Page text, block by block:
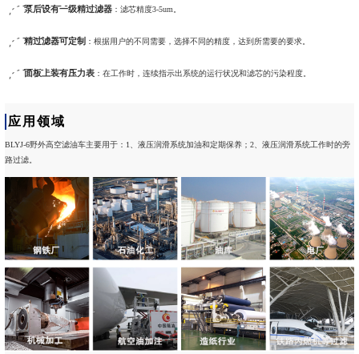
泵后设有一级精过滤器：滤芯精度3-5um。
精过滤器可定制 ：根据用户的不同需要，选择不同的精度，达到所需要的要求。
面板上装有压力表：在工作时，连续指示出系统的运行状况和滤芯的污染程度。
应用领域
BLYJ-6野外高空滤油车主要用于：1、液压润滑系统加油和定期保养；2、液压润滑系统工作时的旁
路过滤。